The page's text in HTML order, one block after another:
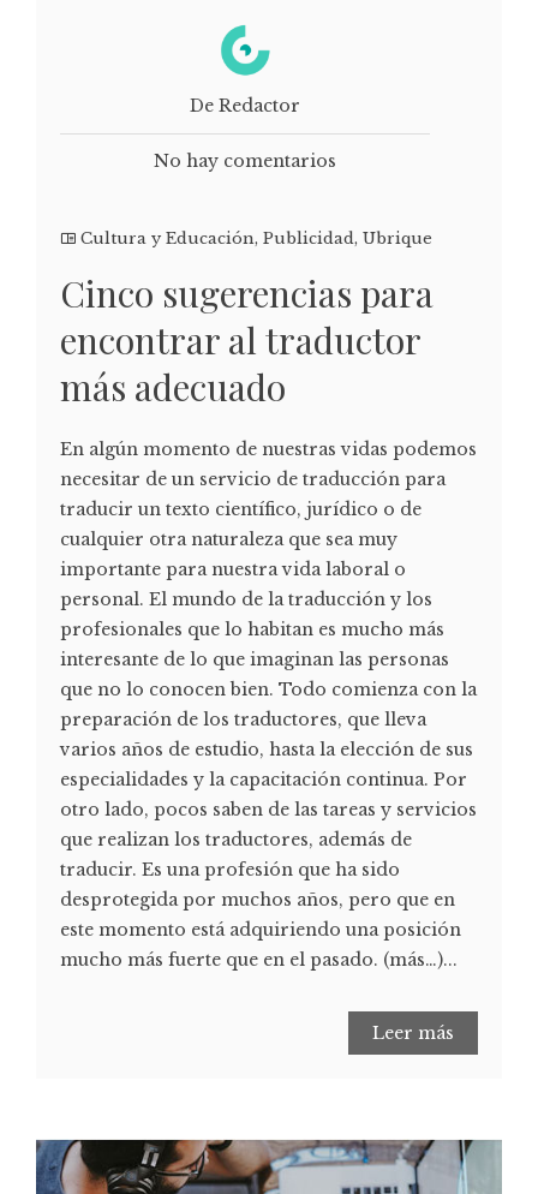
De Redactor
No hay comentarios
Cultura y Educación, Publicidad, Ubrique
Cinco sugerencias para
encontrar al traductor
más adecuado
En algún momento de nuestras vidas podemos
necesitar de un servicio de traducción para
traducir un texto científico, jurídico o de
cualquier otra naturaleza que sea muy
importante para nuestra vida laboral o
personal. El mundo de la traducción y los
profesionales que lo habitan es mucho más
interesante de lo que imaginan las personas
que no lo conocen bien. Todo comienza con la
preparación de los traductores, que lleva
varios años de estudio, hasta la elección de sus
especialidades y la capacitación continua. Por
otro lado, pocos saben de las tareas y servicios
que realizan los traductores, además de
traducir. Es una profesión que ha sido
desprotegida por muchos años, pero que en
este momento está adquiriendo una posición
mucho más fuerte que en el pasado. (más…)...
Leer más